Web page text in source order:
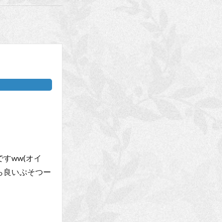
すww(オイ
良いぷそつー